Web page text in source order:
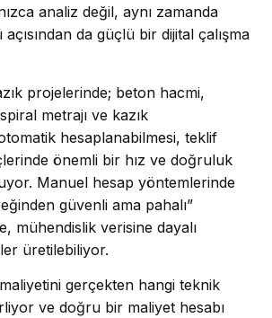
analiz değil, aynı zamanda
da güçlü bir dijital çalışma
projelerinde; beton hacmi,
metrajı ve kazık
hesaplanabilmesi, teklif
önemli bir hız ve doğruluk
Manuel hesap yöntemlerinde
güvenli ama pahalı”
mühendislik verisine dayalı
üretilebiliyor.
gerçekten hangi teknik
ve doğru bir maliyet hesabı